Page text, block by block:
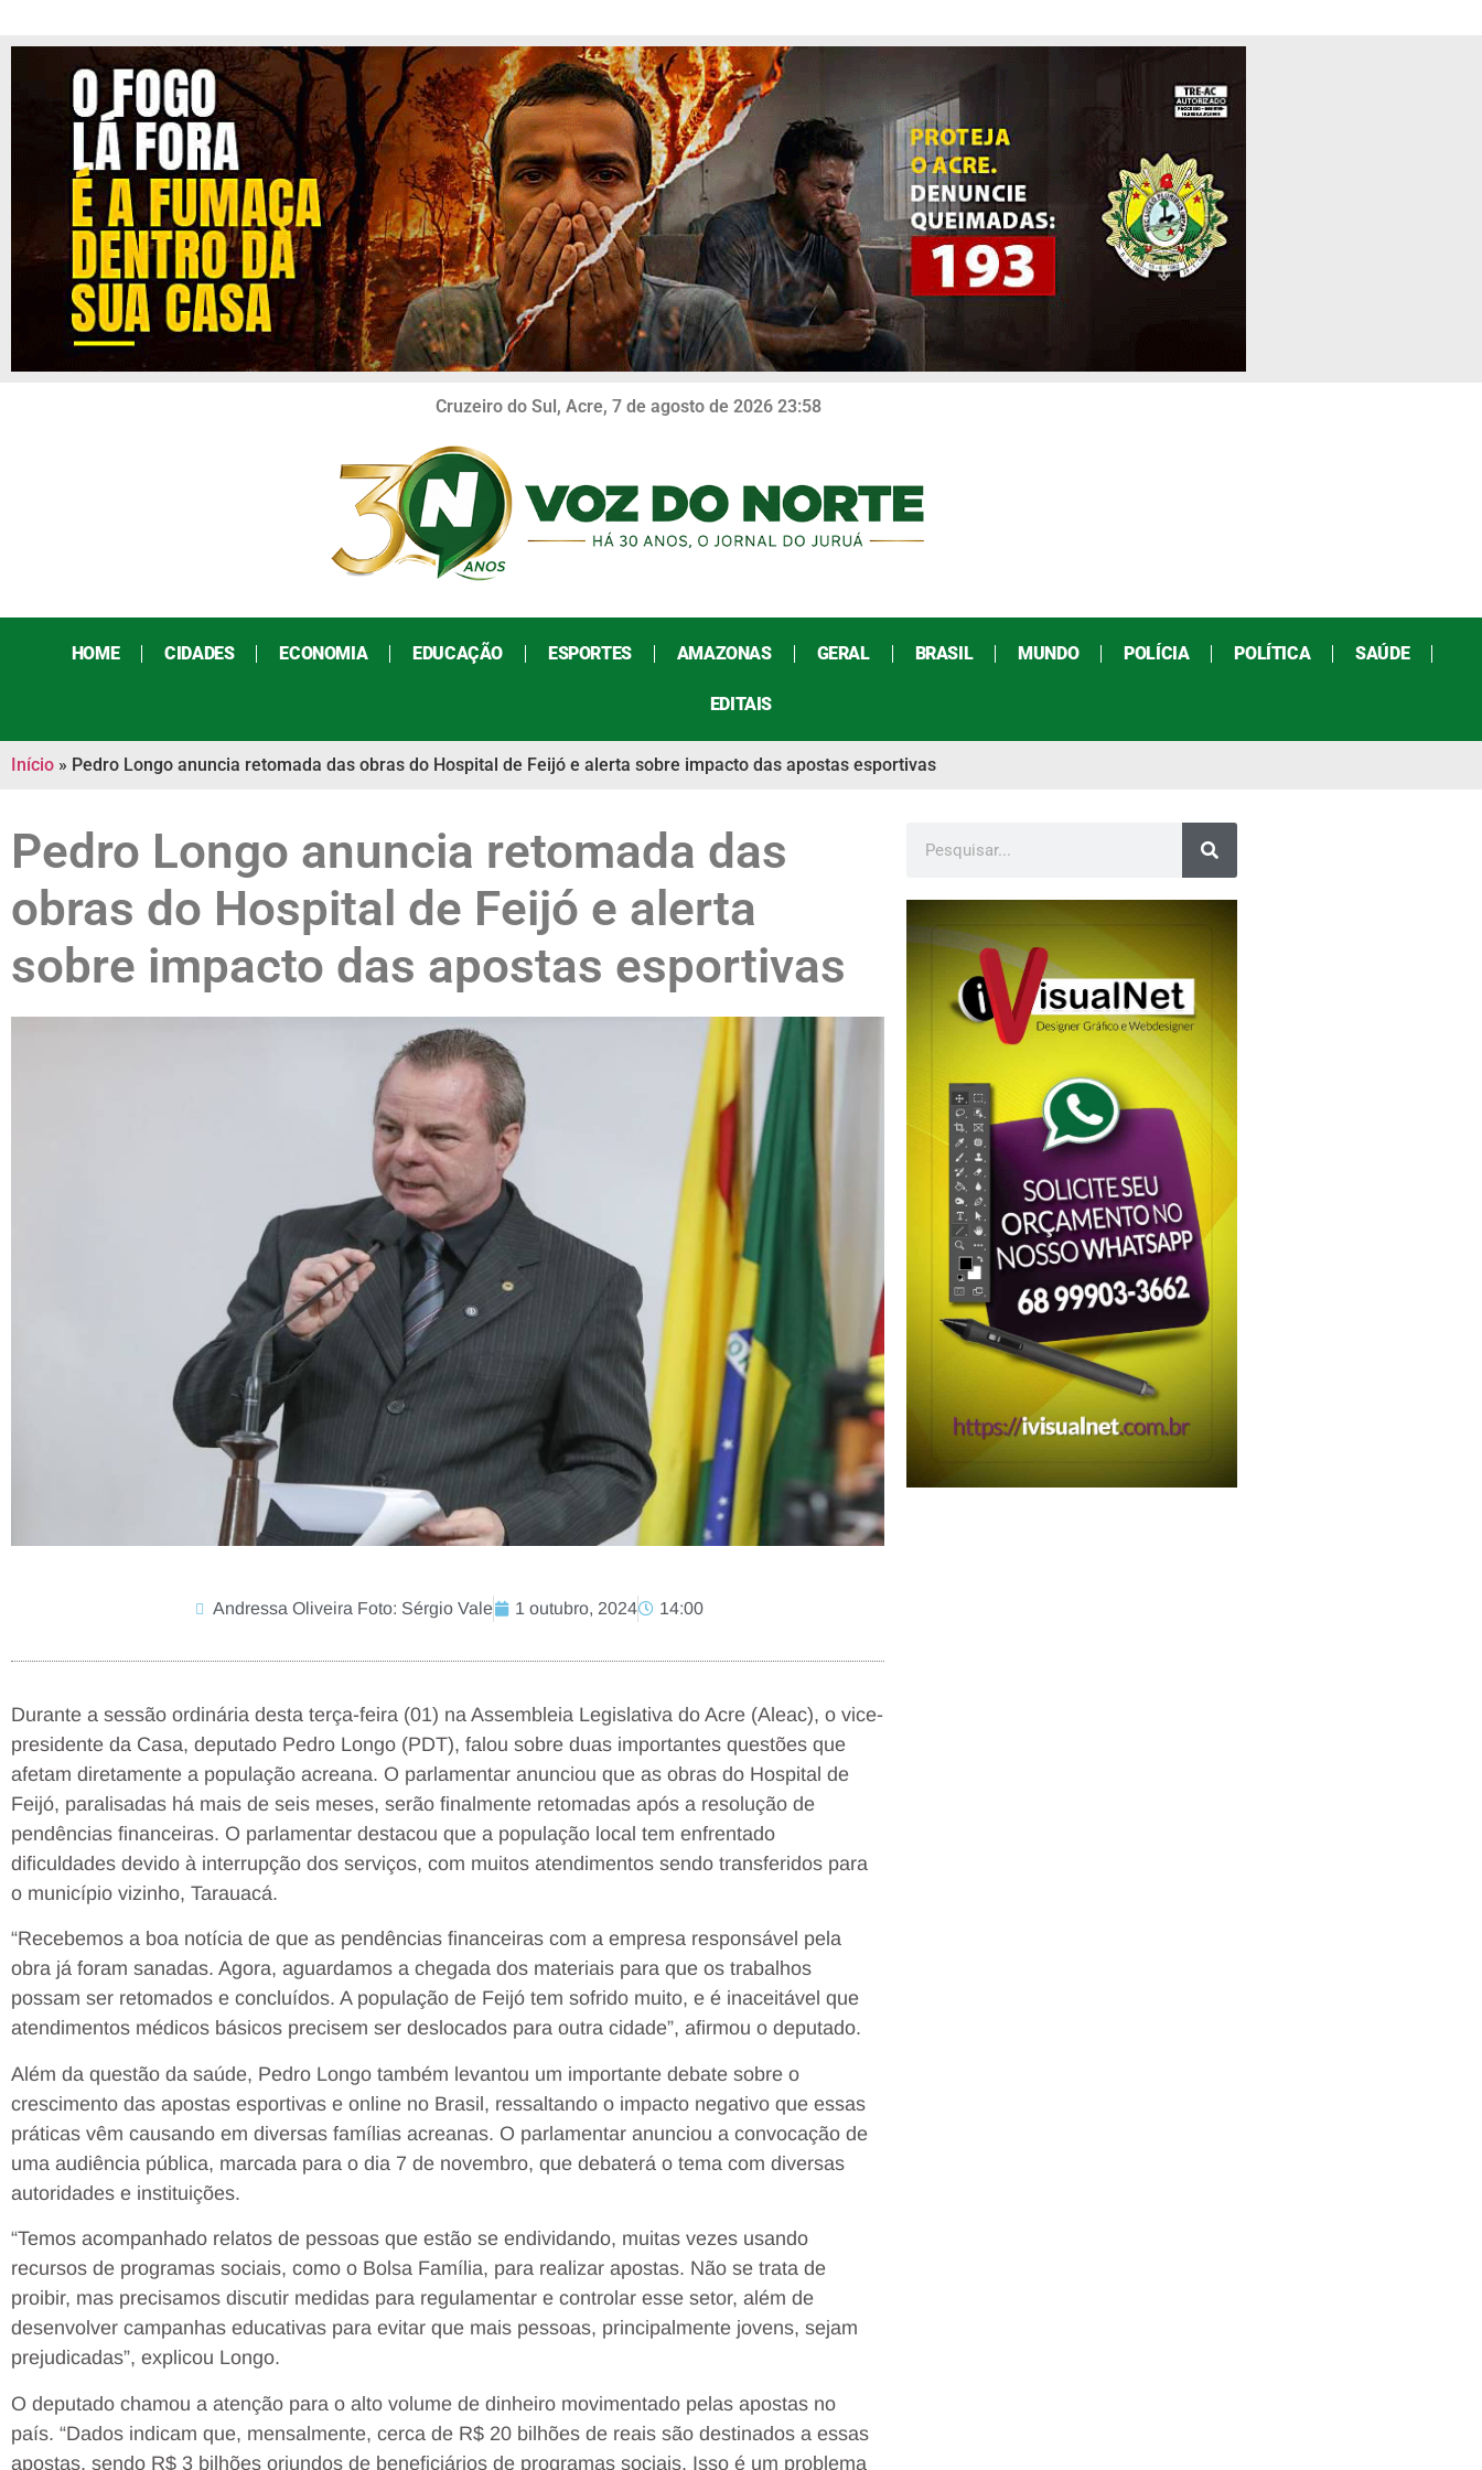
Cruzeiro do Sul, Acre, 7 de agosto de 2026 23:58
HOME CIDADES ECONOMIA EDUCAÇÃO ESPORTES AMAZONAS GERAL BRASIL MUNDO POLÍCIA POLÍTICA SAÚDE
EDITAIS
Início » Pedro Longo anuncia retomada das obras do Hospital de Feijó e alerta sobre impacto das apostas esportivas
Pedro Longo anuncia retomada das
obras do Hospital de Feijó e alerta
sobre impacto das apostas esportivas
Andressa Oliveira Foto: Sérgio Vale 1 outubro, 2024 14:00
Durante a sessão ordinária desta terça-feira (01) na Assembleia Legislativa do Acre (Aleac), o vice-
presidente da Casa, deputado Pedro Longo (PDT), falou sobre duas importantes questões que
afetam diretamente a população acreana. O parlamentar anunciou que as obras do Hospital de
Feijó, paralisadas há mais de seis meses, serão finalmente retomadas após a resolução de
pendências financeiras. O parlamentar destacou que a população local tem enfrentado
dificuldades devido à interrupção dos serviços, com muitos atendimentos sendo transferidos para
o município vizinho, Tarauacá.
“Recebemos a boa notícia de que as pendências financeiras com a empresa responsável pela
obra já foram sanadas. Agora, aguardamos a chegada dos materiais para que os trabalhos
possam ser retomados e concluídos. A população de Feijó tem sofrido muito, e é inaceitável que
atendimentos médicos básicos precisem ser deslocados para outra cidade”, afirmou o deputado.
Além da questão da saúde, Pedro Longo também levantou um importante debate sobre o
crescimento das apostas esportivas e online no Brasil, ressaltando o impacto negativo que essas
práticas vêm causando em diversas famílias acreanas. O parlamentar anunciou a convocação de
uma audiência pública, marcada para o dia 7 de novembro, que debaterá o tema com diversas
autoridades e instituições.
“Temos acompanhado relatos de pessoas que estão se endividando, muitas vezes usando
recursos de programas sociais, como o Bolsa Família, para realizar apostas. Não se trata de
proibir, mas precisamos discutir medidas para regulamentar e controlar esse setor, além de
desenvolver campanhas educativas para evitar que mais pessoas, principalmente jovens, sejam
prejudicadas”, explicou Longo.
O deputado chamou a atenção para o alto volume de dinheiro movimentado pelas apostas no
país. “Dados indicam que, mensalmente, cerca de R$ 20 bilhões de reais são destinados a essas
apostas, sendo R$ 3 bilhões oriundos de beneficiários de programas sociais. Isso é um problema